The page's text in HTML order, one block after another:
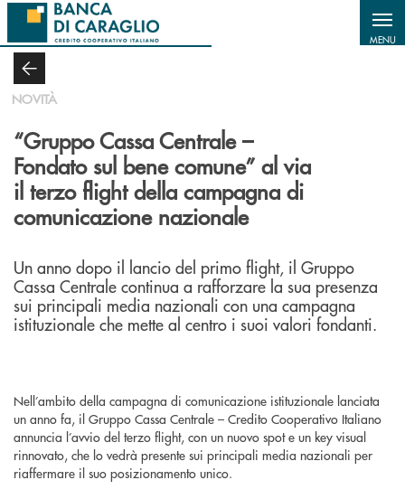
Salta al contenuto principale
MENU
NOVITÀ
“Gruppo Cassa Centrale –
Fondato sul bene comune” al via
il terzo flight della campagna di
comunicazione nazionale
Un anno dopo il lancio del primo flight, il Gruppo
Cassa Centrale continua a rafforzare la sua presenza
sui principali media nazionali con una campagna
istituzionale che mette al centro i suoi valori fondanti.
Nell’ambito della campagna di comunicazione istituzionale lanciata
un anno fa, il Gruppo Cassa Centrale – Credito Cooperativo Italiano
annuncia l’avvio del terzo flight, con un nuovo spot e un key visual
rinnovato, che lo vedrà presente sui principali media nazionali per
riaffermare il suo posizionamento unico.